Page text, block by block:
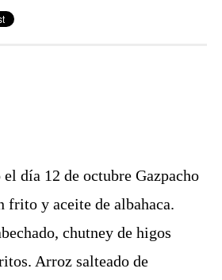
día 12 de octubre Gazpacho
frito y aceite de albahaca.
chutney de higos
Arroz salteado de